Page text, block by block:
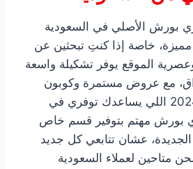
بورش الأصلي في السعودية
خاصة إذا كنتِ تبحثين عن
وعصرية الموقع يوفر تشكيلة واسعة
مع عروض مستمرة وكوبون
خصم توري بورش 2024 اللي يساعدك توفري في
بورش مهتم بتوفير قسم خاص
عشان تتابعي كل جديد
متاحين لعملاء السعودية